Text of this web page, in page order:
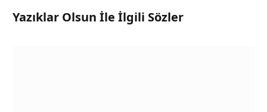
Yazıklar Olsun İle İlgili Sözler